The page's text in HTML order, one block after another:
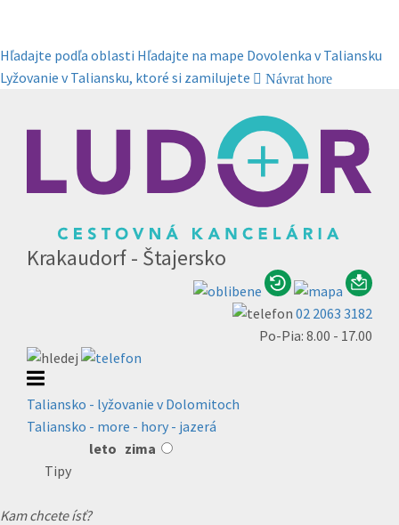
Hľadajte podľa oblasti Hľadajte na mape Dovolenka v Taliansku
Lyžovanie v Taliansku, ktoré si zamilujete
Návrat hore
Krakaudorf - Štajersko
02 2063 3182
Po-Pia: 8.00 - 17.00
Taliansko - lyžovanie v Dolomitoch
Taliansko - more - hory - jazerá
leto zima
Tipy
Kam chcete ísť?